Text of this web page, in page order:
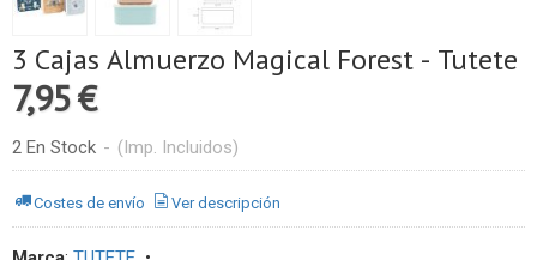
3 Cajas Almuerzo Magical Forest - Tutete
7,95 €
2 En Stock - (Imp. Incluidos)
Costes de envío Ver descripción